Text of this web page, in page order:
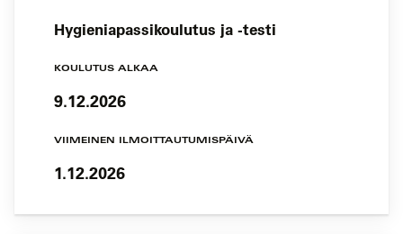
Hygieniapassikoulutus ja -testi
KOULUTUS ALKAA
9.12.2026
VIIMEINEN ILMOITTAUTUMISPÄIVÄ
1.12.2026